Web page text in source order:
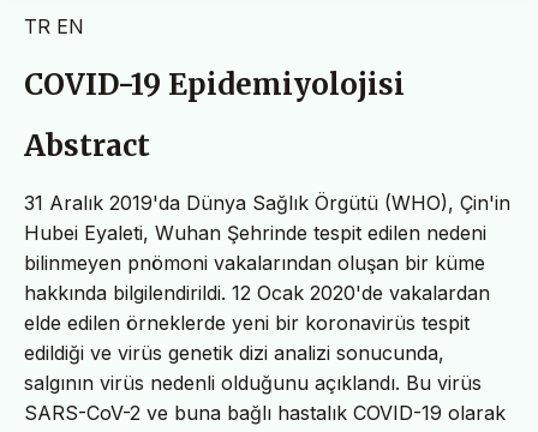
TR EN
COVID-19 Epidemiyolojisi
Abstract
31 Aralık 2019'da Dünya Sağlık Örgütü (WHO), Çin'in
Hubei Eyaleti, Wuhan Şehrinde tespit edilen nedeni
bilinmeyen pnömoni vakalarından oluşan bir küme
hakkında bilgilendirildi. 12 Ocak 2020'de vakalardan
elde edilen örneklerde yeni bir koronavirüs tespit
edildiği ve virüs genetik dizi analizi sonucunda,
salgının virüs nedenli olduğunu açıklandı. Bu virüs
SARS-CoV-2 ve buna bağlı hastalık COVID-19 olarak